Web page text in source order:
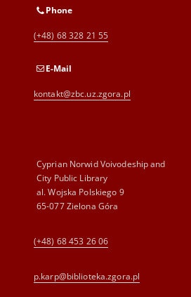
Phone
(+48) 68 328 21 55
E-Mail
kontakt@zbc.uz.zgora.pl
Cyprian Norwid Voivodeship and
City Public Library
al. Wojska Polskiego 9
65-077 Zielona Góra
(+48) 68 453 26 06
p.karp@biblioteka.zgora.pl